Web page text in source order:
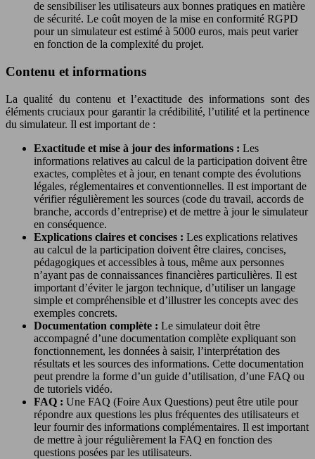
de sensibiliser les utilisateurs aux bonnes pratiques en matière
de sécurité. Le coût moyen de la mise en conformité RGPD
pour un simulateur est estimé à 5000 euros, mais peut varier
en fonction de la complexité du projet.
Contenu et informations
La qualité du contenu et l’exactitude des informations sont des
éléments cruciaux pour garantir la crédibilité, l’utilité et la pertinence
du simulateur. Il est important de :
Exactitude et mise à jour des informations : Les
informations relatives au calcul de la participation doivent être
exactes, complètes et à jour, en tenant compte des évolutions
légales, réglementaires et conventionnelles. Il est important de
vérifier régulièrement les sources (code du travail, accords de
branche, accords d’entreprise) et de mettre à jour le simulateur
en conséquence.
Explications claires et concises : Les explications relatives
au calcul de la participation doivent être claires, concises,
pédagogiques et accessibles à tous, même aux personnes
n’ayant pas de connaissances financières particulières. Il est
important d’éviter le jargon technique, d’utiliser un langage
simple et compréhensible et d’illustrer les concepts avec des
exemples concrets.
Documentation complète : Le simulateur doit être
accompagné d’une documentation complète expliquant son
fonctionnement, les données à saisir, l’interprétation des
résultats et les sources des informations. Cette documentation
peut prendre la forme d’un guide d’utilisation, d’une FAQ ou
de tutoriels vidéo.
FAQ : Une FAQ (Foire Aux Questions) peut être utile pour
répondre aux questions les plus fréquentes des utilisateurs et
leur fournir des informations complémentaires. Il est important
de mettre à jour régulièrement la FAQ en fonction des
questions posées par les utilisateurs.